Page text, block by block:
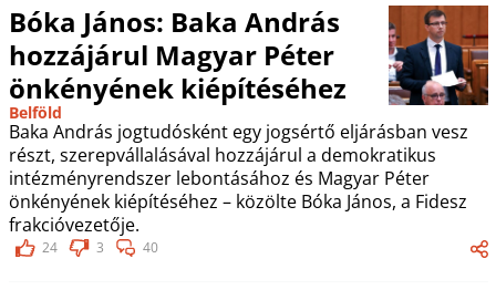
Bóka János: Baka András
hozzájárul Magyar Péter
önkényének kiépítéséhez
Belföld
Baka András jogtudósként egy jogsértő eljárásban vesz
részt, szerepvállalásával hozzájárul a demokratikus
intézményrendszer lebontásához és Magyar Péter
önkényének kiépítéséhez – közölte Bóka János, a Fidesz
frakcióvezetője.
24 3 40